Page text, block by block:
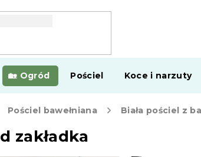
Ogród Pościel Koce i narzuty
Pościel bawełniana
zakładka